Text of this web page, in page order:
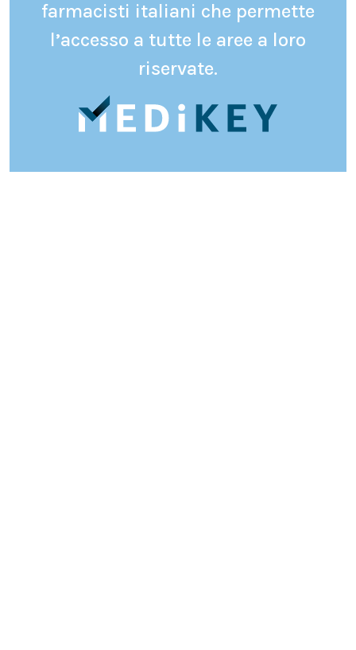
farmacisti italiani che permette
l’accesso a tutte le aree a loro
riservate.